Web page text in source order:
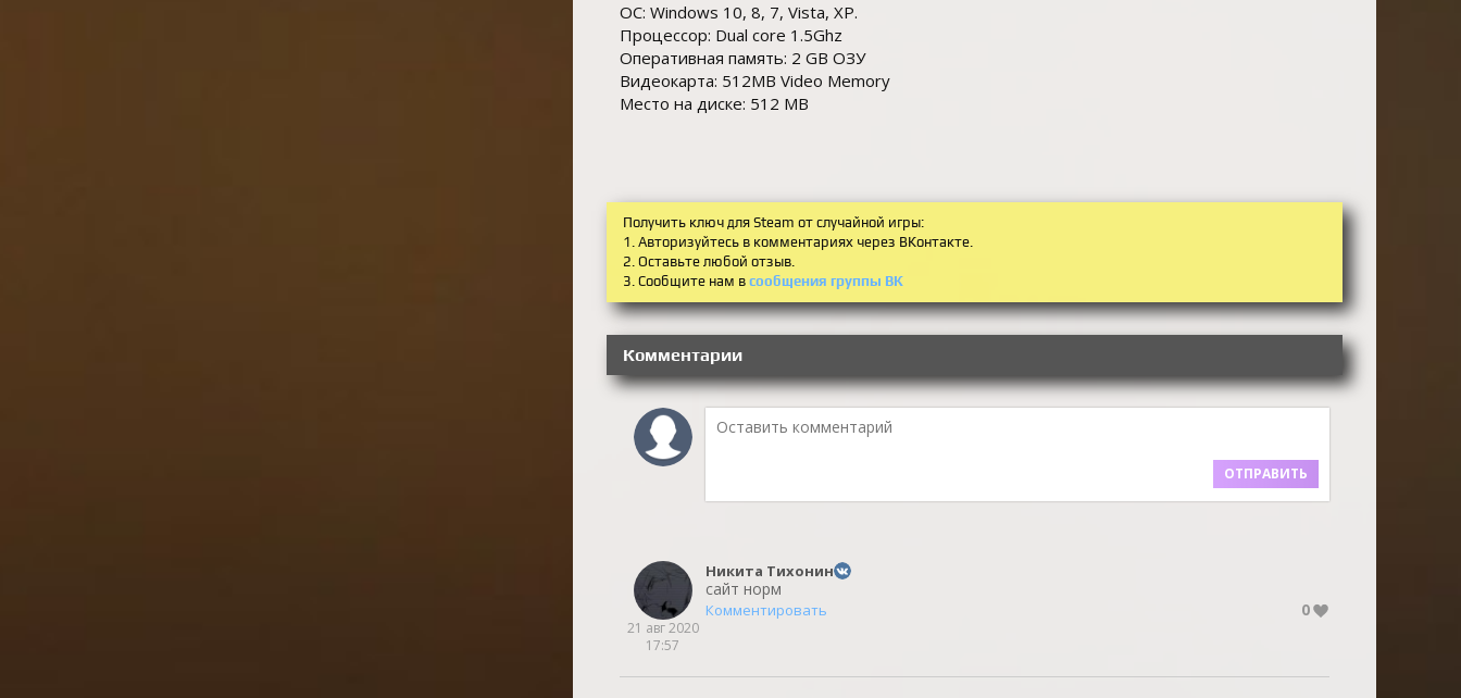
ОС: Windows 10, 8, 7, Vista, XP.
Процессор: Dual core 1.5Ghz
Оперативная память: 2 GB ОЗУ
Видеокарта: 512MB Video Memory
Место на диске: 512 MB
Получить ключ для Steam от случайной игры:
1. Авторизуйтесь в комментариях через ВКонтакте.
2. Оставьте любой отзыв.
3. Сообщите нам в сообщения группы ВК
Комментарии
ОТПРАВИТЬ
21 авг 2020
17:57
Никита Тихонин
сайт норм
Комментировать 0